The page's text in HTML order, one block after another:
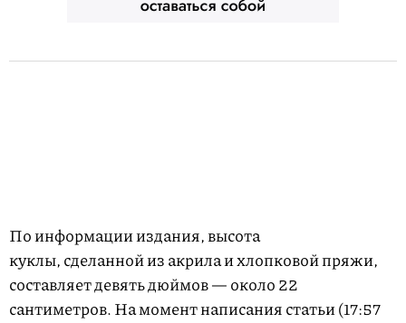
По информации издания, высота
куклы, сделанной из акрила и хлопковой пряжи,
составляет девять дюймов — около 22
сантиметров. На момент написания статьи (17:57